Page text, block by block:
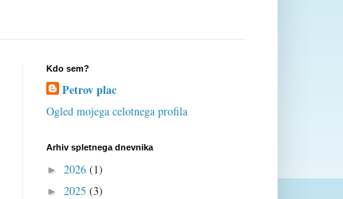
Kdo sem?
Petrov plac
Ogled mojega celotnega profila
Arhiv spletnega dnevnika
► 2026 (1)
► 2025 (3)